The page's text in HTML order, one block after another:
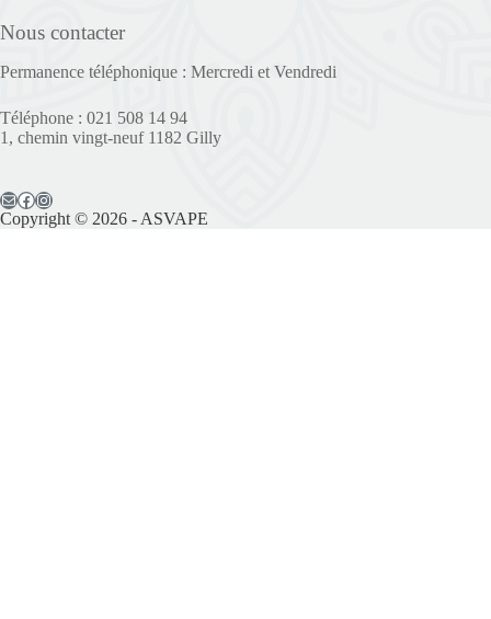
Nous contacter
Permanence téléphonique : Mercredi et Vendredi
Téléphone : 021 508 14 94
1, chemin vingt-neuf 1182 Gilly
Copyright © 2026 - ASVAPE